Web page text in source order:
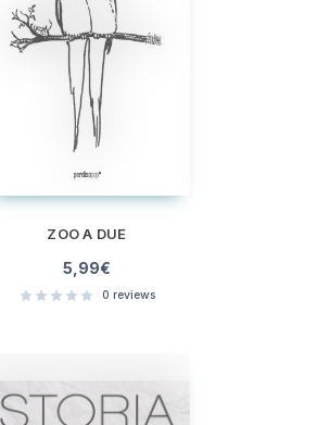
ZOO A DUE
5,99€
0 reviews